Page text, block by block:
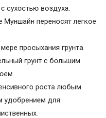
сухостью воздуха.
Муншайн переносят легкое
просыхания грунта.
грунт с большим
роста любым
удобрением для